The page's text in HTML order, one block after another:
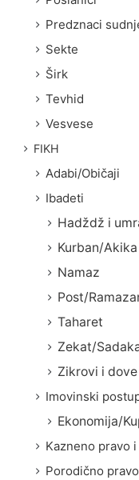
Predznaci
Sekte
Širk
Tevhid
Vesvese
FIKH
Adabi/Običaji
Ibadeti
Hadždž i
Kurban/Akika
Namaz
Post/
Taharet
Zekat/
Zikrovi i dove
Imovinski
Ekonomija/
Kazneno pravo
Porodično pravo